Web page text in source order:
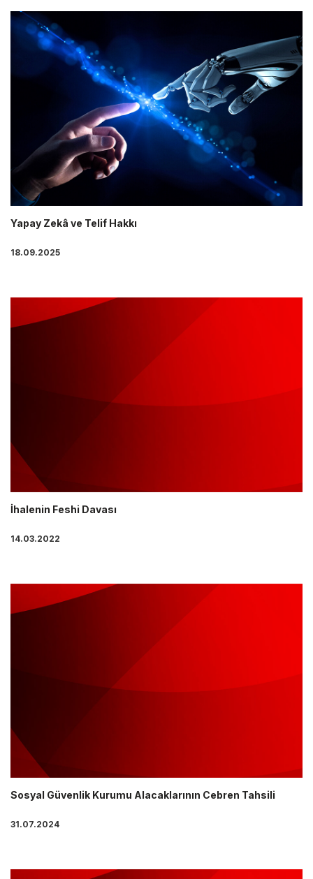
Yapay Zekâ ve Telif Hakkı
18.09.2025
İhalenin Feshi Davası
14.03.2022
Sosyal Güvenlik Kurumu Alacaklarının Cebren Tahsili
31.07.2024